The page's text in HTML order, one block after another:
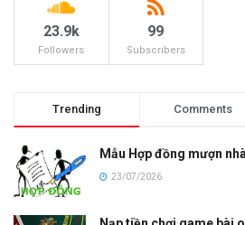
23.9k
Followers
99
Subscribers
Trending Comments
Mẫu Hợp đồng mượn
23/07/2026